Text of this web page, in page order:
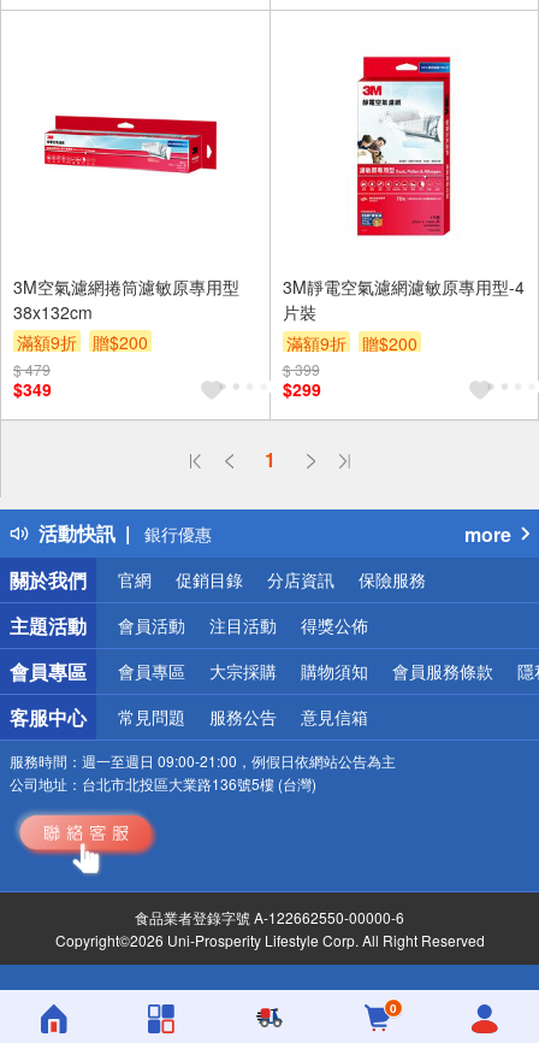
3M空氣濾網捲筒濾敏原專用型
38x132cm
滿額9折
贈$200
$ 479
$349
3M靜電空氣濾網濾敏原專用型-4
片裝
滿額9折
贈$200
$ 399
$299
1
活動快訊
詐騙網頁！請小心！
熱門話題
銀行優惠
偏遠地區配送
詐騙網頁！請小心！
more
關於我們
官網 促銷目錄 分店資訊 保險服務
主題活動 會員活動 注目活動 得獎公佈
會員專區 會員專區 大宗採購 購物須知 會員服務條款 隱
客服中心 常見問題 服務公告 意見信箱
服務時間： 週一至週日 09:00-21:00，例假日依網站公告為主
公司地址： 台北市北投區大業路136號5樓 (台灣)
食品業者登錄字號 A-122662550-00000-6
Copyright©2026 Uni-Prosperity Lifestyle Corp. All Right Reserved
0